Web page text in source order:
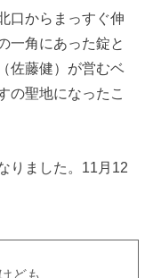
口からまっすぐ伸
一角にあった錠と
佐藤健）が営むベ
の聖地になったこ
りました。11月12
ども